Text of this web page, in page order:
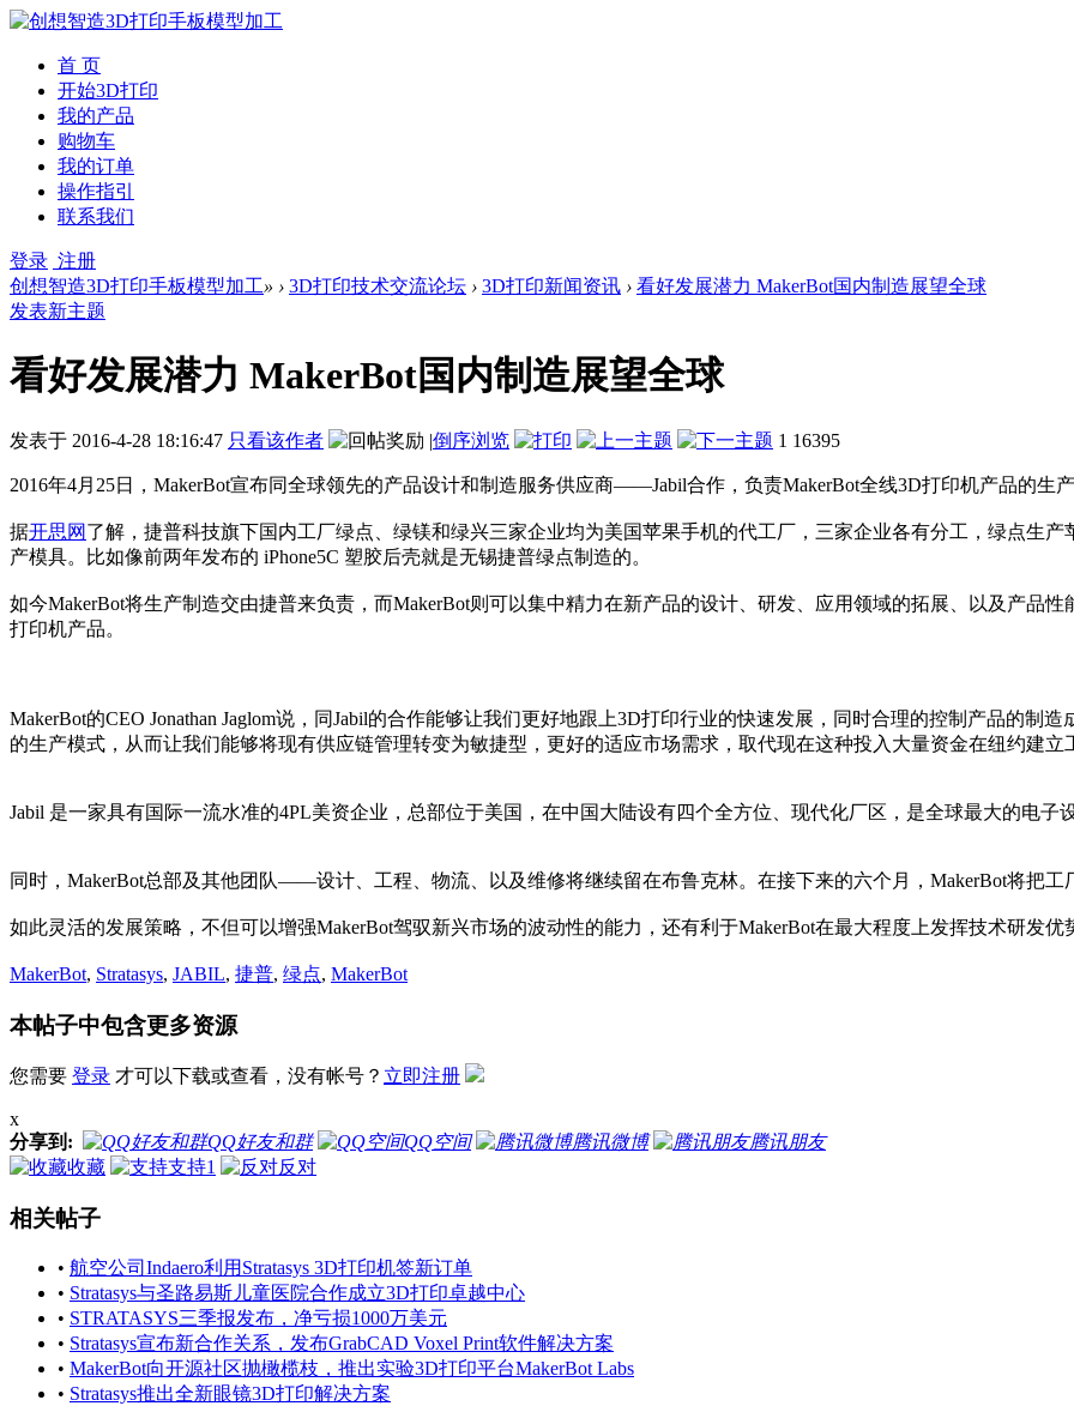
首 页
开始3D打印
我的产品
购物车
我的订单
操作指引
联系我们
登录 注册
创想智造3D打印手板模型加工» › 3D打印技术交流论坛 › 3D打印新闻资讯 › 看好发展潜力 MakerBot国内制造展望全球
发表新主题
看好发展潜力 MakerBot国内制造展望全球
发表于 2016-4-28 18:16:47 只看该作者 |倒序浏览 1 16395
2016年4月25日，MakerBot宣布同全球领先的产品设计和制造服务供应商——Jabil合作，负责MakerBot全线3D打印机产品的生
据开思网 了解，捷普科技旗下国内工厂绿点、绿镁和绿兴三家企业均为美国苹果手机的代工厂，三家企业各有分工，绿点生
产模具。比如像前两年发布的 iPhone5C 塑胶后壳就是无锡捷普绿点制造的。
如今MakerBot将生产制造交由捷普来负责，而MakerBot则可以集中精力在新产品的设计、研发、应用领域的拓展、以及产品
打印机产品。
MakerBot的CEO Jonathan Jaglom说，同Jabil的合作能够让我们更好地跟上3D打印行业的快速发展，同时合理的控制产品的制
的生产模式，从而让我们能够将现有供应链管理转变为敏捷型，更好的适应市场需求，取代现在这种投入大量资金在纽约建立
Jabil 是一家具有国际一流水准的4PL美资企业，总部位于美国，在中国大陆设有四个全方位、现代化厂区，是全球最大的电子
同时，MakerBot总部及其他团队——设计、工程、物流、以及维修将继续留在布鲁克林。在接下来的六个月，MakerBot将把
如此灵活的发展策略，不但可以增强MakerBot驾驭新兴市场的波动性的能力，还有利于MakerBot在最大程度上发挥技术研发
MakerBot, Stratasys, JABIL, 捷普, 绿点, MakerBot
本帖子中包含更多资源
您需要 登录 才可以下载或查看，没有帐号？ 立即注册
x
分享到:
QQ好友和群 QQ空间 腾讯微博
腾讯朋友
收藏
支持1 反对
相关帖子
• 航空公司Indaero利用Stratasys 3D打印机签新订单
• Stratasys与圣路易斯儿童医院合作成立3D打印卓越中心
• STRATASYS三季报发布，净亏损1000万美元
• Stratasys宣布新合作关系，发布GrabCAD Voxel Print软件解决方案
• MakerBot向开源社区抛橄榄枝，推出实验3D打印平台MakerBot Labs
• Stratasys推出全新眼镜3D打印解决方案